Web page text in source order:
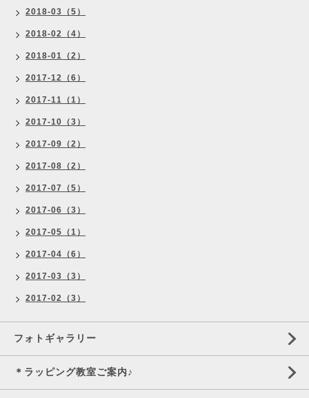
2018-03（5）
2018-02（4）
2018-01（2）
2017-12（6）
2017-11（1）
2017-10（3）
2017-09（2）
2017-08（2）
2017-07（5）
2017-06（3）
2017-05（1）
2017-04（6）
2017-03（3）
2017-02（3）
フォトギャラリー
＊ラッピング教室ご案内♪